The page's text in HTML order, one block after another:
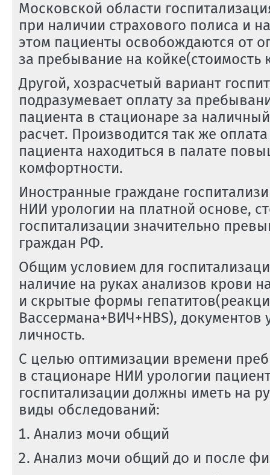
Московской области
при наличии страхового полиса и
этом пациенты освобождаются от
за пребывание на койке(стоимость
Другой, хозрасчетый вариант
подразумевает оплату за
пациента в стационаре за
расчет. Производится так же
пациента находиться в палате
комфортности.
Иностранные граждане
НИИ урологии на платной основе,
госпитализации значительно
граждан РФ.
Общим условием для
наличие на руках анализов крови
и скрытые формы
Вассермана+ВИЧ+НВS), документов
личность.
С целью оптимизации времени
в стационаре НИИ урологии
госпитализации должны иметь на
виды обследований:
Анализ мочи общий
Анализ мочи общий до и после